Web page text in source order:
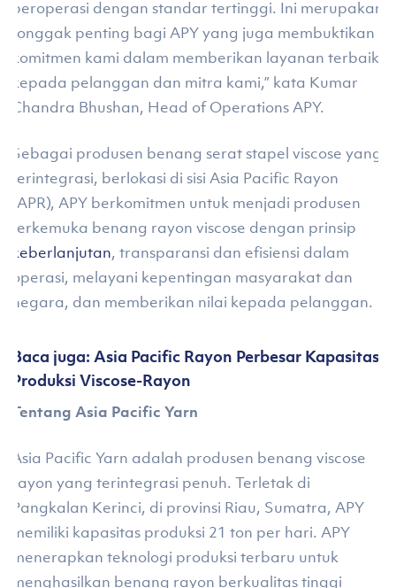
beroperasi dengan standar tertinggi. Ini merupakan
tonggak penting bagi APY yang juga membuktikan
komitmen kami dalam memberikan layanan terbaik
kepada pelanggan dan mitra kami,” kata Kumar
Chandra Bhushan, Head of Operations APY.
Sebagai produsen benang serat stapel viscose yang
terintegrasi, berlokasi di sisi Asia Pacific Rayon
(APR), APY berkomitmen untuk menjadi produsen
terkemuka benang rayon viscose dengan prinsip
keberlanjutan, transparansi dan efisiensi dalam
operasi, melayani kepentingan masyarakat dan
negara, dan memberikan nilai kepada pelanggan.
Baca juga: Asia Pacific Rayon Perbesar Kapasitas
Produksi Viscose-Rayon
Tentang Asia Pacific Yarn
Asia Pacific Yarn adalah produsen benang viscose
rayon yang terintegrasi penuh. Terletak di
Pangkalan Kerinci, di provinsi Riau, Sumatra, APY
memiliki kapasitas produksi 21 ton per hari. APY
menerapkan teknologi produksi terbaru untuk
menghasilkan benang rayon berkualitas tinggi